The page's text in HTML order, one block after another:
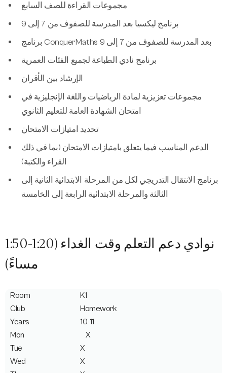
مجموعات القراءة للصف السابع
برنامج ليكسيا بعد المدرسة للصفوف من 7 إلى 9
برنامج ConquerMaths بعد المدرسة للصفوف من 7 إلى 9
برنامج نادي الطباعة لجميع الفئات العمرية
الإرشاد بين الأقران
مجموعات تعزيزية لمادة الرياضيات واللغة الإنجليزية في
امتحان الشهادة العامة للتعليم الثانوي
تحديد امتيازات الامتحان
الدعم المناسب فيما يتعلق بامتيازات الامتحان (بما في ذلك
القراء والكتبة)
برنامج الانتقال التدريجي لكل من المرحلة الابتدائية الثانية إلى
الثالثة والمرحلة الابتدائية الرابعة إلى الخامسة
نوادي دعم التعلم وقت الغداء (1:20-1:50
مساءً)
K1
Homework
10-11
X
X
X